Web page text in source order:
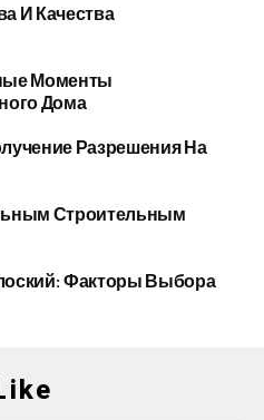
И Качества
Моменты
Дома
Разрешения На
Строительным
Факторы Выбора